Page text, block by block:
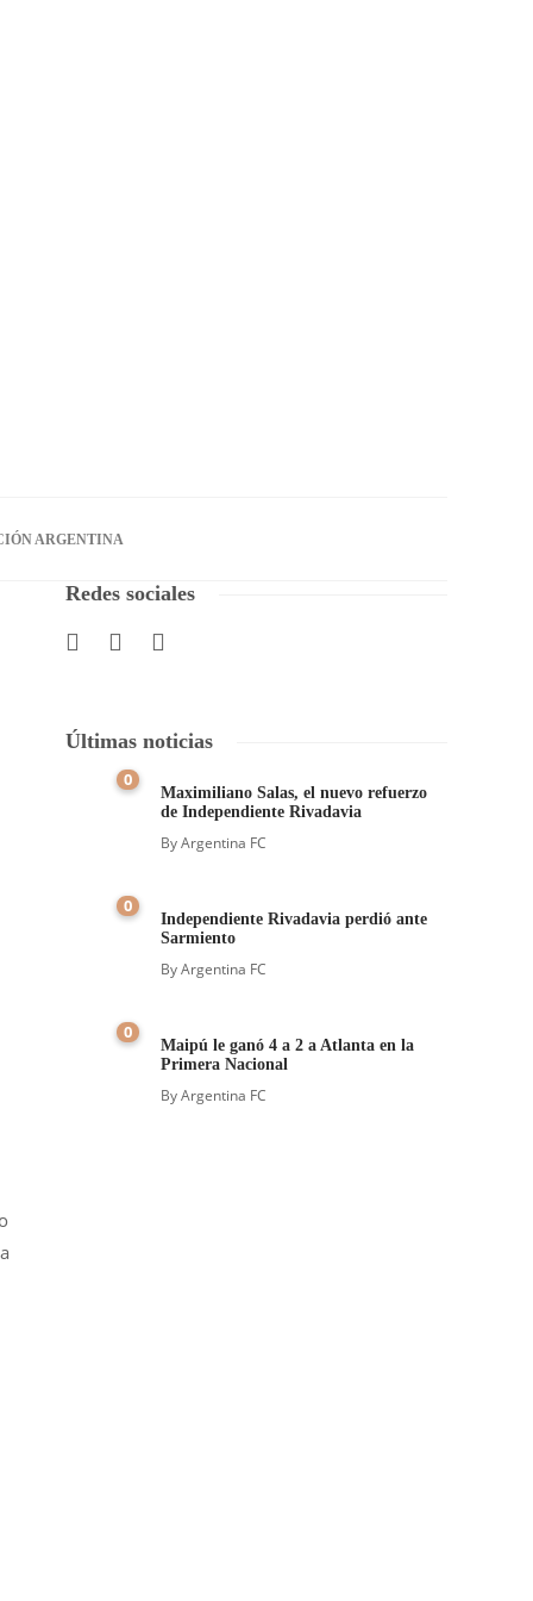
ARGENTINA
Redes sociales
Últimas noticias
0
Maximiliano Salas, el nuevo refuerzo
de Independiente Rivadavia
ByArgentina FC
0
Independiente Rivadavia perdió ante
Sarmiento
ByArgentina FC
0
Maipú le ganó 4 a 2 a Atlanta en la
Primera Nacional
ByArgentina FC